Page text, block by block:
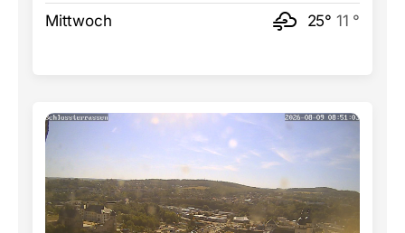
Mittwoch 25° 11 °